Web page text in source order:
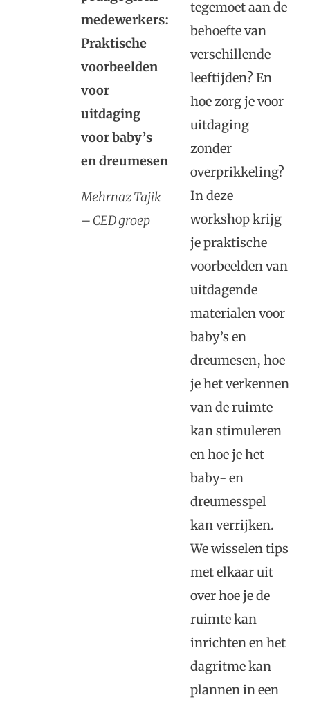
medewerkers:
Praktische
voorbeelden
voor
uitdaging
voor baby’s
en dreumesen
Mehrnaz Tajik
– CED groep
tegemoet aan de
behoefte van
verschillende
leeftijden? En
hoe zorg je voor
uitdaging
zonder
overprikkeling?
In deze
workshop krijg
je praktische
voorbeelden van
uitdagende
materialen voor
baby’s en
dreumesen, hoe
je het verkennen
van de ruimte
kan stimuleren
en hoe je het
baby- en
dreumesspel
kan verrijken.
We wisselen tips
met elkaar uit
over hoe je de
ruimte kan
inrichten en het
dagritme kan
plannen in een